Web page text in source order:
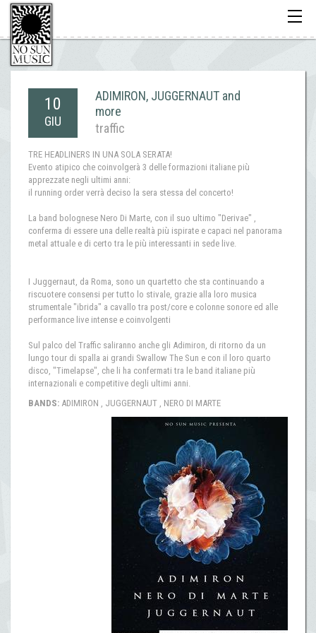
Toggle
10
GIU
ADIMIRON, JUGGERNAUT and
more
traffic
TRE HEADLINERS IN UNA SOLA SERATA!
Evento atipico che coinvolgerà 3 delle formazioni italiane più
apprezzate negli ultimi anni:
il running order verrà deciso la sera stessa del concerto!
La band bolognese Nero Di Marte, con il suo ultimo "Derivae" ,
conferma di essere una delle realtà più ispirate e capaci nel panorama
metal attuale e di certo tra le più interessanti in sede live.
I Juggernaut, da Roma, sono un quartetto che sta continuando a
riscuotere consensi per tutto lo stivale, grazie alla loro musica
strumentale "ibrida" a cavallo tra post/core e colonne sonore ed alle
performance live intense e coinvolgenti
Sul palco del Traffic saliranno anche gli Adimiron, di ritorno da un
lungo tour di spalla ai grandi Swallow The Sun e con il loro quarto
disco, "Timelapse", che li ha confermati tra le band italiane più
internazionali e competitive degli ultimi anni.
BANDS: ADIMIRON , JUGGERNAUT , NERO DI MARTE